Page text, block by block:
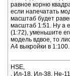
равное корню
если напечатать
масштаб будет
масштаб 1:51. Ну а
(1:72), уменьшите
модель вдвое, то
А4 выкройки в
HSE,
, Ил-18, Ил-38, He-